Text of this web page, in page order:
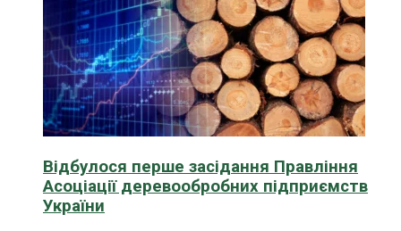
Відбулося перше засідання Правління
Асоціації деревообробних підприємств
України